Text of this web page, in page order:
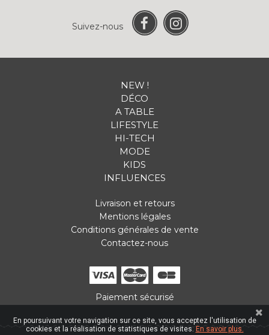
Suivez-nous
NEW !
DÉCO
A TABLE
LIFESTYLE
HI-TECH
MODE
KIDS
INFLUENCES
Livraison et retours
Mentions légales
Conditions générales de vente
Contactez-nous
Paiement sécurisé
En poursuivant votre navigation sur ce site, vous acceptez l'utilisation de
cookies et la réalisation de statistiques de visites. En savoir plus.